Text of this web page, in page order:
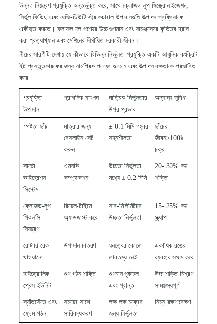
উন্নত নিয়ন্ত্রণ প্রযুক্তি অন্তর্ভুক্ত করে, সাথে ক্লোজড লুপ সিঙ্ক্রোনাইজেশন,
নির্ভুল ফিডিং, এবং হেভি-ডিউটি ​​স্ট্রাকচারাল উপাদানগুলি উত্পাদন প্রক্রিয়াকে
একীভূত করতে। ফলাফল হল পণ্যের উচ্চ গুণমান এবং সামঞ্জস্যের কৃতিত্ব হ্রাস
করা প্রত্যাখ্যান এবং মেশিনের দীর্ঘায়িত দরকারী জীবন।
নীচের সারণীটি দেখায় যে কীভাবে বিভিন্ন নির্ভুলতা প্রযুক্তি একটি আধুনিক কংক্রিট
ইট প্রস্তুতকারকের জন্য সামগ্রিক পণ্যের গুণমান এবং উত্পাদন দক্ষতাকে প্রভাবিত
করে।
প্রযুক্তি
উপাদান
প্রাথমিক ফাংশন
মাত্রিক নির্ভুলতার
উপর প্রভাব
অন্যান্য সুবিধা
স্পষ্টতা ছাঁচ
মাত্রার জন্য
বেসলাইন সেট
করুন
± 0.1 মিমি গহ্বর
সহনশীলতা
ছাঁচের
জীবন>100k
চক্র
সার্ভো
ভাইব্রেশন
সিস্টেম
এমনকি
কম্প্যাকশন
উচ্চতা নির্ভুলতা
মধ্যে ± 0.2 মিমি
20- 30% কম
শক্তি
ক্লোজড-লুপ
পিএলসি
নিয়ন্ত্রণ
রিয়েল-টাইমে
অ্যাডজাস্ট করে
সাব-মিলিমিটারে
উচ্চতা নির্ভুলতা
15- 25% কম
স্ক্র্যাপ
রোটারি রেক
খাওয়ানো
উপাদান বিতরণ
ঘনত্বের কোনো
তারতম্য নেই
একাধিক রঙের
ব্যবহার সক্ষম করে
হাইড্রোলিক
প্রেস ইউনিট
গুণ গঠন শক্তি
গুণমান পৃষ্ঠতল
এবং প্রান্ত
উচ্চ শক্তি মিশ্রণ
সামঞ্জস্যপূর্ণ
স্যাঁতসেঁতে এবং
ফ্রেম গঠন
সময়ের সাথে
সারিবদ্ধকরণ
লক্ষ লক্ষ চক্রের
জন্য নির্ভুলতা
নিম্ন রক্ষণাবেক্ষণ